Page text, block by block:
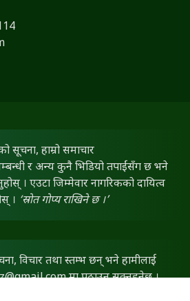
सूचना, हाम्रो समाचार
र अन्य कुनै भिडियो तपाईंसँग छ भने
। एउटा जिम्मेवार नागरिकको दायित्व
। ‘स्रोत गोप्य राखिने छ ।’
विचार तथा स्तम्भ छन् भने हामीलाई
मा पठाउन सक्नुहुनेछ ।